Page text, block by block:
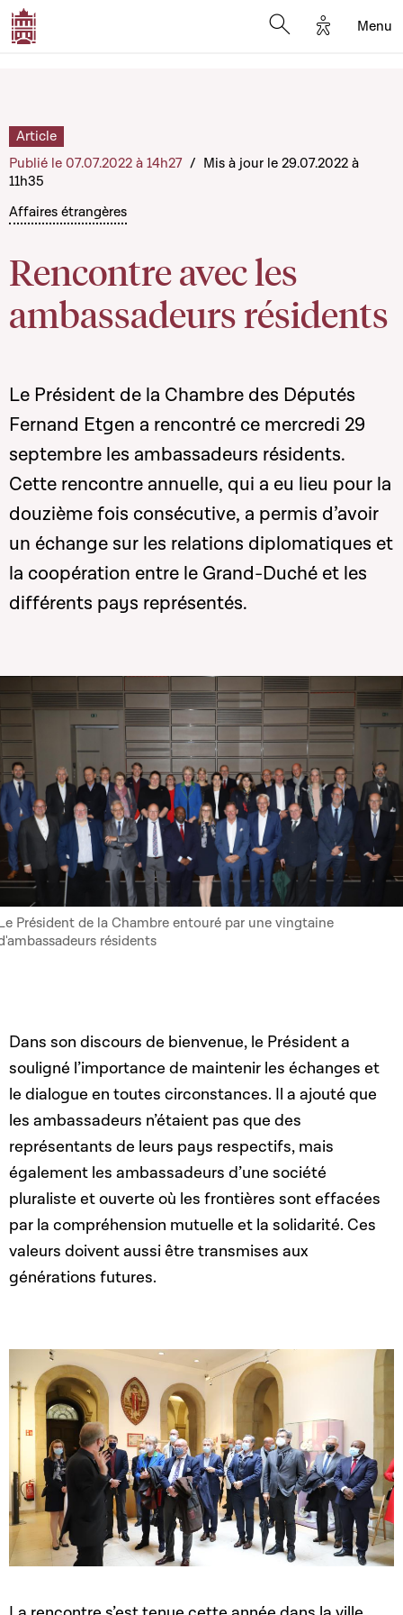
Options
Menu
Affaires étrangères
Rencontre avec les
ambassadeurs résidents
Article
Publié le 07.07.2022 à 14h27 / Mis à jour le 29.07.2022 à
11h35
Le Président de la Chambre des Députés
Fernand Etgen a rencontré ce mercredi 29
septembre les ambassadeurs résidents.
Cette rencontre annuelle, qui a eu lieu pour la
douzième fois consécutive, a permis d’avoir
un échange sur les relations diplomatiques et
la coopération entre le Grand-Duché et les
différents pays représentés.
Président de la Chambre entouré par une vingtaine
résidents
Dans son discours de bienvenue, le Président a
souligné l’importance de maintenir les échanges et
le dialogue en toutes circonstances. Il a ajouté que
les ambassadeurs n’étaient pas que des
représentants de leurs pays respectifs, mais
également les ambassadeurs d’une société
pluraliste et ouverte où les frontières sont effacées
par la compréhension mutuelle et la solidarité. Ces
valeurs doivent aussi être transmises aux
générations futures.